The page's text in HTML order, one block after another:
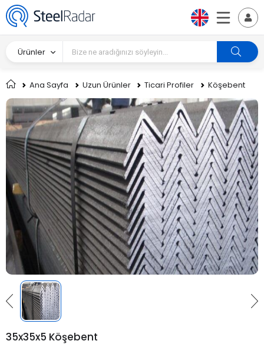
Ürünler
Ana Sayfa Uzun Ürünler Ticari Profiler Köşebent
35x35x5 Köşebent